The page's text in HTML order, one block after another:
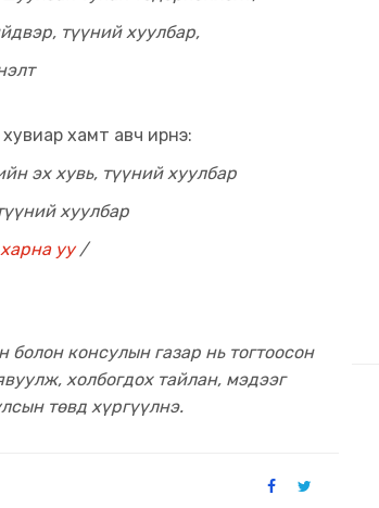
түүний хуулбар,
хувиар хамт авч ирнэ:
эх хувь, түүний хуулбар
хуулбар
уу/
консулын газар нь тогтоосон
холбогдох тайлан, мэдээг
төвд хүргүүлнэ.